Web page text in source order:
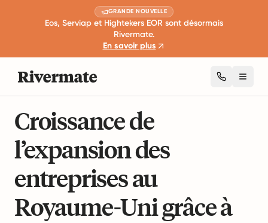
GRANDE NOUVELLE
Eos, Serviap et Hightekers EOR sont désormais
Rivermate.
En savoir plus
Croissance de
l’expansion des
entreprises au
Royaume-Uni grâce à